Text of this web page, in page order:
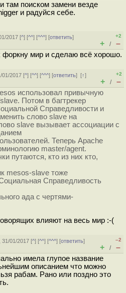
там поиском замени везде
и радуйся себе.
2017 [^] [^^] [^^^] [ответить]
+2
+ / –
форкну мир и сделаю всё хорошо.
01/2017 [^] [^^] [^^^] [ответить][↑]
+2
+ / –
использовал привычную
Потом в багтрекер
Справедливости и
слово slave на
slave вызывает ассоциации с
Теперь Apache
master/agent.
путаются, кто из них кто,
mesos-slave тоже
Справедливость
ада с чертями-
влияют на весь мир :-(
31/01/2017 [^] [^^] [^^^] [ответить]
–2
+ / –
имела глупое название
описанием что можно
рабам. Рано или поздно это